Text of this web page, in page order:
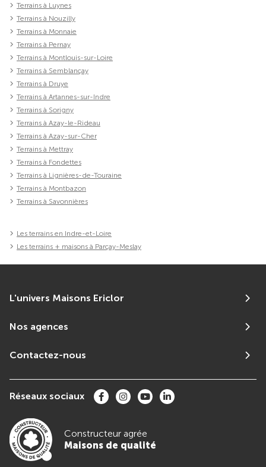
Terrains à Luynes
Terrains à Nouzilly
Terrains à Monnaie
Terrains à Pernay
Terrains à Montlouis-sur-Loire
Terrains à Semblançay
Terrains à Druye
Terrains à Artannes-sur-Indre
Terrains à Sorigny
Terrains à Azay-le-Rideau
Terrains à Azay-sur-Cher
Terrains à Mettray
Terrains à Fondettes
Terrains à Lignières-de-Touraine
Terrains à Montbazon
Terrains à Savonnières
Les terrains en Indre-et-Loire
Les terrains + maisons à Parçay-Meslay
L'univers Maisons Ericlor
Nos agences
Contactez-nous
Réseaux sociaux
Constructeur agrée
Maisons de qualité